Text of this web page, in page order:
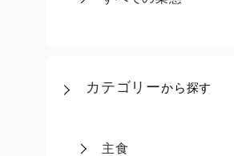
カテゴリーから探す
主食